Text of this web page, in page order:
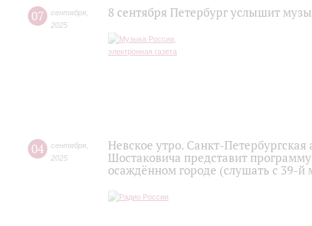
07 сентября
2025
8 сентября Петербург услышит
04 сентября
2025
Невское утро. Санкт-
Шостаковича представит
осаждённом городе (слушать с 39-